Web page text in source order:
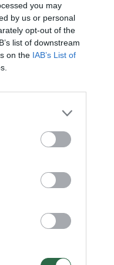
you may
by us or personal
opt-out of the
list of downstream
on the IAB’s List of
Nufilmavo, kaip
Vakarinis
Žinios | Lietuvos diena